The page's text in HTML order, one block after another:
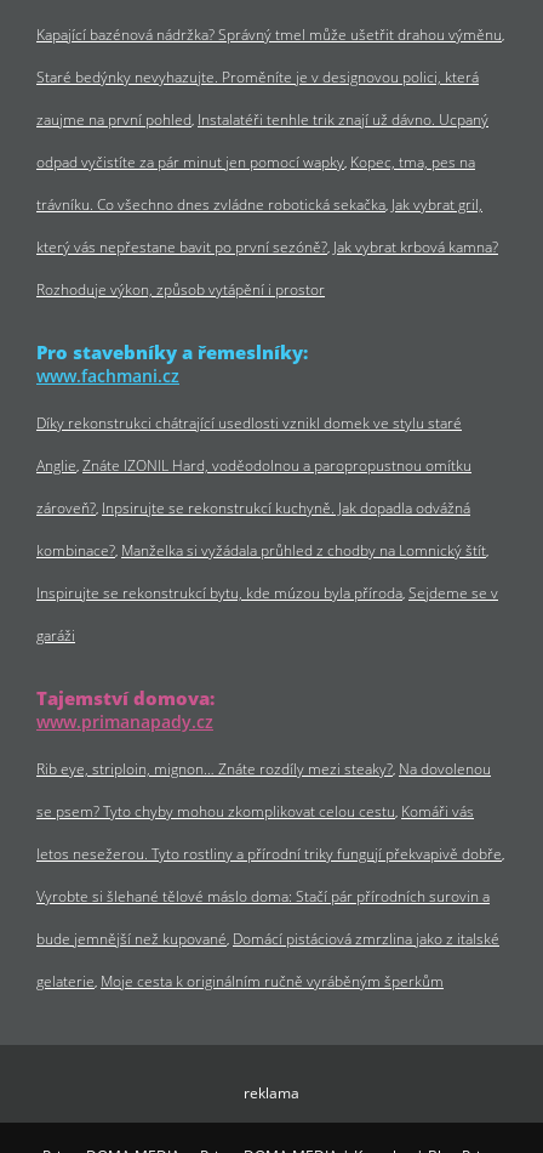
Kapající bazénová nádržka? Správný tmel může ušetřit drahou výměnu
Staré bedýnky nevyhazujte. Proměníte je v designovou polici, která
zaujme na první pohled Instalatéři tenhle trik znají už dávno. Ucpaný
odpad vyčistíte za pár minut jen pomocí wapky Kopec, tma, pes na
trávníku. Co všechno dnes zvládne robotická sekačka Jak vybrat gril,
který vás nepřestane bavit po první sezóně? Jak vybrat krbová kamna?
Rozhoduje výkon, způsob vytápění i prostor
Pro stavebníky a řemeslníky:
www.fachmani.cz
Díky rekonstrukci chátrající usedlosti vznikl domek ve stylu staré
Anglie Znáte IZONIL Hard, voděodolnou a paropropustnou omítku
zároveň? Inpsirujte se rekonstrukcí kuchyně. Jak dopadla odvážná
kombinace? Manželka si vyžádala průhled z chodby na Lomnický štít
Inspirujte se rekonstrukcí bytu, kde múzou byla příroda Sejdeme se v
garáži
Tajemství domova:
www.primanapady.cz
Rib eye, striploin, mignon… Znáte rozdíly mezi steaky? Na dovolenou
se psem? Tyto chyby mohou zkomplikovat celou cestu Komáři vás
letos nesežerou. Tyto rostliny a přírodní triky fungují překvapivě dobře
Vyrobte si šlehané tělové máslo doma: Stačí pár přírodních surovin a
bude jemnější než kupované Domácí pistáciová zmrzlina jako z italské
gelaterie Moje cesta k originálním ručně vyráběným šperkům
reklama